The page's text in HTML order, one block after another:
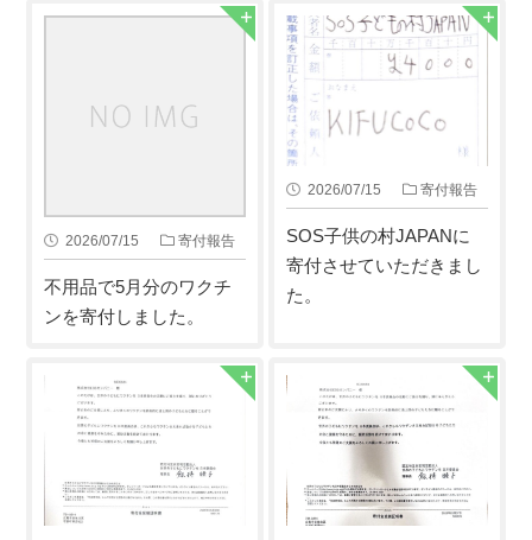
2026/07/15 寄付報告
不用品で5月分のワクチ
ンを寄付しました。
2026/07/15 寄付報告
SOS子供の村JAPANに
寄付させていただきまし
た。